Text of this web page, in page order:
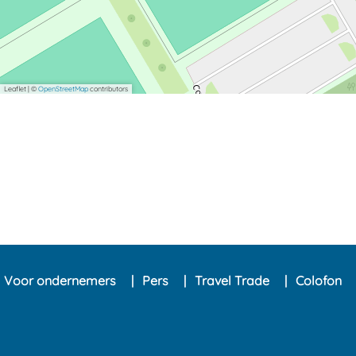
Leaflet|©OpenStreetMapcontributors
Voor ondernemers Pers Travel Trade Colofon